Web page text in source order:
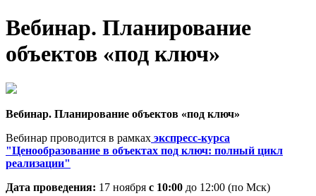
Вебинар. Планирование
объектов «под ключ»
Вебинар. Планирование объектов «под ключ»
Вебинар проводится в рамках экспресс-курса
"Ценообразование в объектах под ключ: полный цикл
реализации"
Дата проведения: 17 ноября с 10:00 до 12:00 (по Мск)